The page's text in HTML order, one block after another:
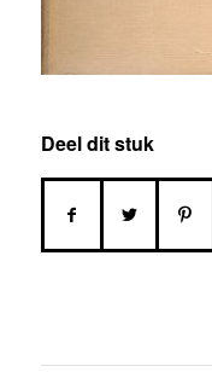
Deel dit stuk